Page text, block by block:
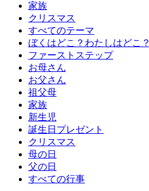
家族
クリスマス
すべてのテーマ
ぼくはどこ？わたしはどこ？
ファーストステップ
お母さん
お父さん
祖父母
家族
新生児
誕生日プレゼント
クリスマス
母の日
父の日
すべての行事